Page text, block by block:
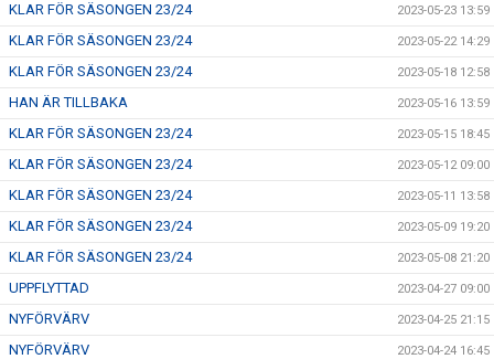
KLAR FÖR SÄSONGEN 23/24 2023-05-23 13:59
KLAR FÖR SÄSONGEN 23/24 2023-05-22 14:29
KLAR FÖR SÄSONGEN 23/24 2023-05-18 12:58
HAN ÄR TILLBAKA 2023-05-16 13:59
KLAR FÖR SÄSONGEN 23/24 2023-05-15 18:45
KLAR FÖR SÄSONGEN 23/24 2023-05-12 09:00
KLAR FÖR SÄSONGEN 23/24 2023-05-11 13:58
KLAR FÖR SÄSONGEN 23/24 2023-05-09 19:20
KLAR FÖR SÄSONGEN 23/24 2023-05-08 21:20
UPPFLYTTAD 2023-04-27 09:00
NYFÖRVÄRV 2023-04-25 21:15
NYFÖRVÄRV 2023-04-24 16:45